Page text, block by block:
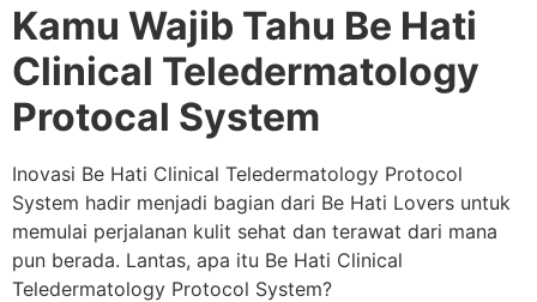
Kamu Wajib Tahu Be Hati
Clinical Teledermatology
Protocal System
Inovasi Be Hati Clinical Teledermatology Protocol
System hadir menjadi bagian dari Be Hati Lovers untuk
memulai perjalanan kulit sehat dan terawat dari mana
pun berada. Lantas, apa itu Be Hati Clinical
Teledermatology Protocol System?